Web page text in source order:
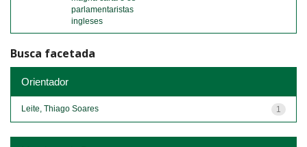
parlamentaristas
ingleses
Busca facetada
Orientador
1
Leite, Thiago Soares